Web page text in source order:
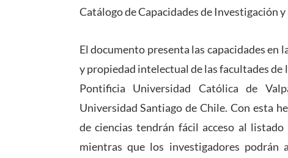
Catálogo de Capacidades de Investigación
El documento presenta las capacidades
y propiedad intelectual de las facultades
Pontificia Universidad Católica de
Universidad Santiago de Chile. Con esta
de ciencias tendrán fácil acceso al listado
mientras que los investigadores podrán